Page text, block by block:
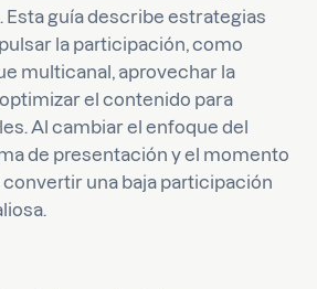
Esta guía describe estrategias
la participación, como
multicanal, aprovechar la
el contenido para
Al cambiar el enfoque del
de presentación y el momento
una baja participación